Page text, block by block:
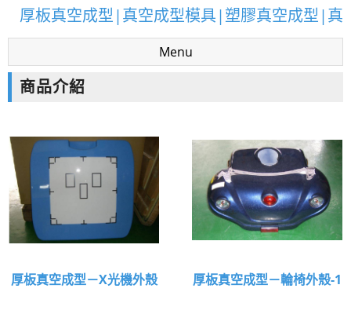
厚板真空成型|真空成型模具|塑膠真空成型|真
空成型|設計|開模|CNC5D加工
厚板真空成型|真空成型模具|塑膠真空成型|真
Menu
商品介紹
厚板真空成型－X光機外殼 厚板真空成型－輪椅外殼-1